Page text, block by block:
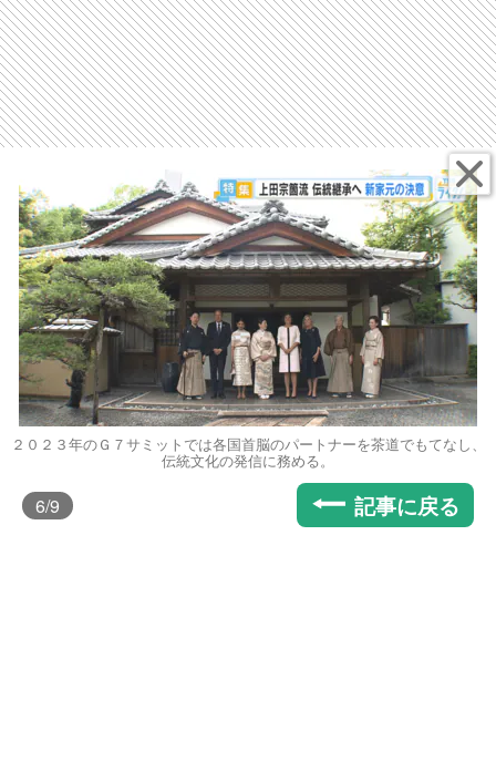
２０２３年のＧ７サミットでは各国首脳のパートナーを茶道でもてなし、
伝統文化の発信に務める。
6/9 記事に戻る